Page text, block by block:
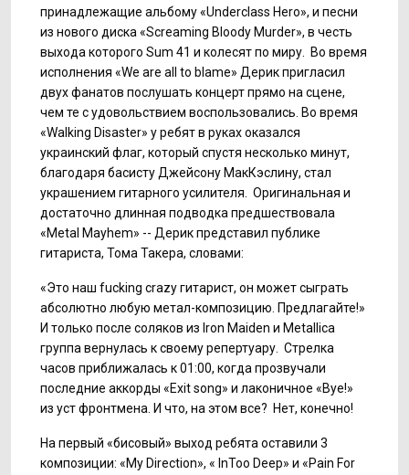
принадлежащие альбому «Underclass Hero», и песни
из нового диска «Screaming Bloody Murder», в честь
выхода которого Sum 41 и колесят по миру. Во время
исполнения «We are all to blame» Дерик пригласил
двух фанатов послушать концерт прямо на сцене,
чем те с удовольствием воспользовались. Во время
«Walking Disaster» у ребят в руках оказался
украинский флаг, который спустя несколько минут,
благодаря басисту Джейсону МакКэслину, стал
украшением гитарного усилителя. Оригинальная и
достаточно длинная подводка предшествовала
«Metal Mayhem» -- Дерик представил публике
гитариста, Тома Такера, словами:
«Это наш fucking crazy гитарист, он может сыграть
абсолютно любую метал-композицию. Предлагайте!»
И только после соляков из Iron Maiden и Metallica
группа вернулась к своему репертуару. Стрелка
часов приближалась к 01:00, когда прозвучали
последние аккорды «Exit song» и лаконичное «Bye!»
из уст фронтмена. И что, на этом все? Нет, конечно!
На первый «бисовый» выход ребята оставили 3
композиции: «My Direction», « InToo Deep» и «Pain For